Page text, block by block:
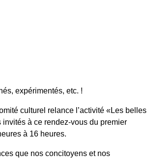
expérimentés, etc. !
culturel relance l’activité «Les belles
à ce rendez-vous du premier
à 16 heures.
que nos concitoyens et nos